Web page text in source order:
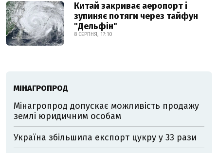
Китай закриває аеропорт і
зупиняє потяги через тайфун
"Дельфін"
8 СЕРПНЯ, 17:10
МІНАГРОПРОД
Мінагропрод допускає можливість продажу
землі юридичним особам
Україна збільшила експорт цукру у 33 рази